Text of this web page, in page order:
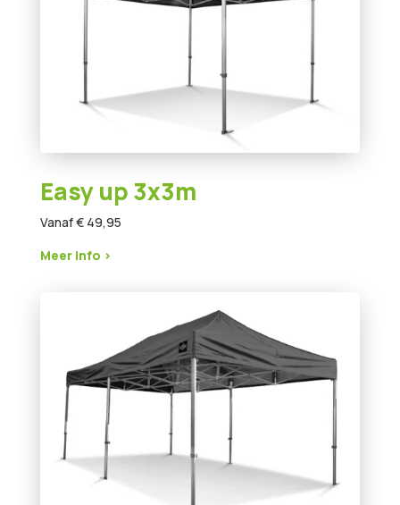
Easy up 3x3m
Vanaf € 49,95
Meer info >